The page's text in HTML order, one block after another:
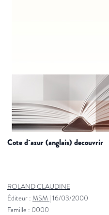
cote d´azur (anglais) decouvrir
ROLAND CLAUDINE
Éditeur : MSM | 16/03/2000
Famille : 0000